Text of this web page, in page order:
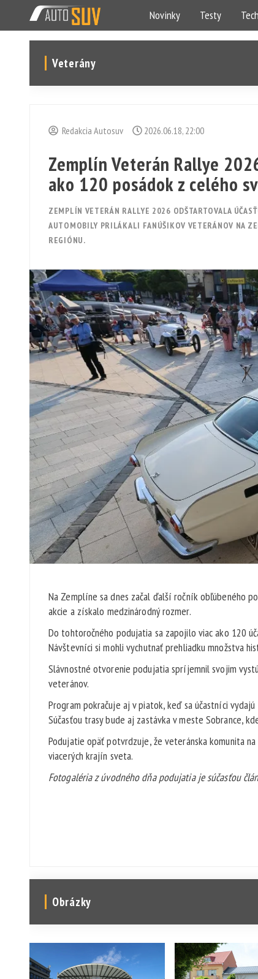
Novinky Testy
Veterány
Redakcia Autosuv 2026.06.18, 22:00
Zemplín Veterán Rallye
ako 120 posádok z celého
ZEMPLÍN VETERÁN RALLYE 2026 ODŠTARTOVALA
AUTOMOBILY PRILÁKALI FANÚŠIKOV VETERÁNOV NA
REGIÓNU.
Na Zemplíne sa dnes začal ďalší ročník obľúbeného
akcie a získalo medzinárodný rozmer.
Do tohtoročného podujatia sa zapojilo viac ako 120
Návštevníci si mohli vychutnať prehliadku množstva
Slávnostné otvorenie podujatia spríjemnil svojim
veteránov.
Program pokračuje aj v piatok, keď sa účastníci
Súčasťou trasy bude aj zastávka v meste Sobrance,
Podujatie opäť potvrdzuje, že veteránska komunita
viacerých krajín sveta.
Fotogaléria z úvodného dňa podujatia je súčasťou
Obrázky